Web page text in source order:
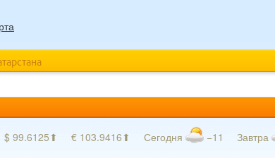
$ 99.6125⬆ € 103.9416⬆ Сегодня −11 Завтра